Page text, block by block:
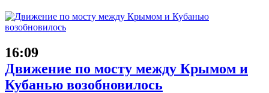
16:09
Движение по мосту между Крымом и
Кубанью возобновилось